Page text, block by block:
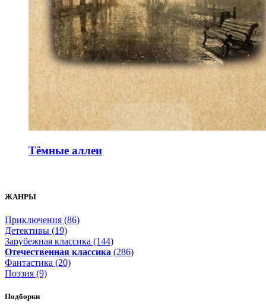
Тёмные аллеи
ЖАНРЫ
Приключения (86)
Детективы (19)
Зарубежная классика (144)
Отечественная классика (286)
Фантастика (20)
Поэзия (9)
Подборки